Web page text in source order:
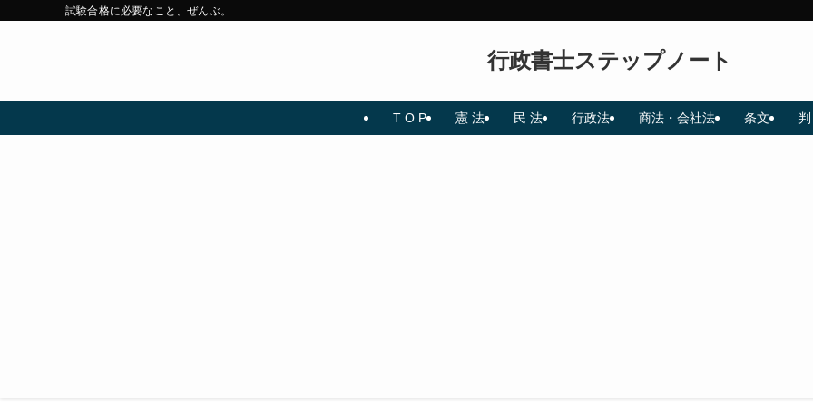
試験合格に必要なこと、ぜんぶ。
行政書士ステップノート
T O P 憲 法 民 法 行政法 商法・会社法 条文